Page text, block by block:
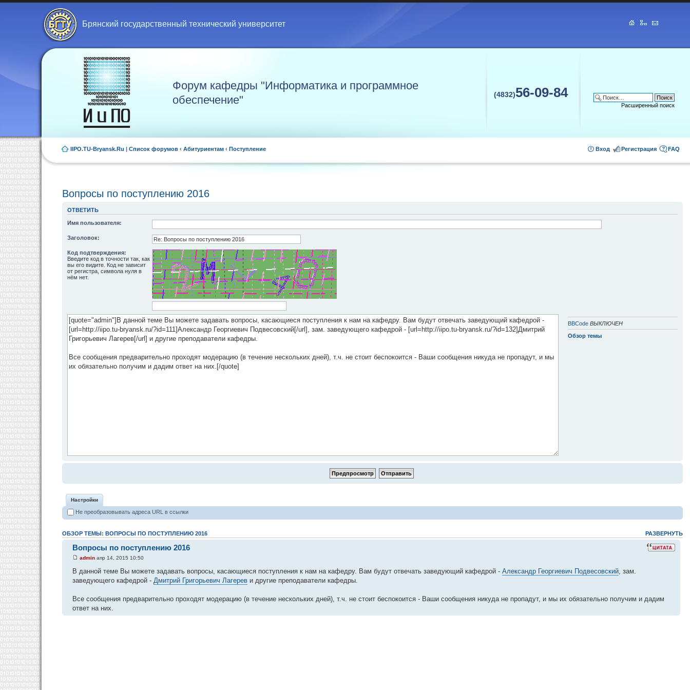
Брянский государственный технический университет
Форум кафедры "Информатика и программное
обеспечение"
(4832)56-09-84
Расширенный поиск
IIPO.TU-Bryansk.Ru | Список форумов ‹ Абитуриентам ‹ Поступление FAQ
Регистрация
Вход
Вопросы по поступлению 2016
ОТВЕТИТЬ
Имя пользователя:
Заголовок:
Код подтверждения:
Введите код в точности так, как
вы его видите. Код не зависит
от регистра, символа нуля в
нём нет.
BBCode ВЫКЛЮЧЕН
Обзор темы
Настройки
Не преобразовывать адреса URL в ссылки
РАЗВЕРНУТЬ
ОБЗОР ТЕМЫ: ВОПРОСЫ ПО ПОСТУПЛЕНИЮ 2016
Вопросы по поступлению 2016
admin апр 14, 2015 10:50
В данной теме Вы можете задавать вопросы, касающиеся поступления к нам на кафедру. Вам будут отвечать заведующий кафедрой - Александр Георгиевич Подвесовский , зам.
заведующего кафедрой - Дмитрий Григорьевич Лагерев и другие преподаватели кафедры.
Все сообщения предварительно проходят модерацию (в течение нескольких дней), т.ч. не стоит беспокоится - Ваши сообщения никуда не пропадут, и мы их обязательно получим и дадим
ответ на них.